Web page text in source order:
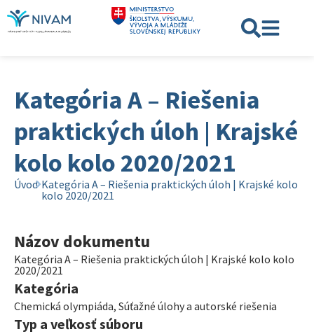
Kategória A – Riešenia
praktických úloh | Krajské
kolo kolo 2020/2021
Úvod Kategória A – Riešenia praktických úloh | Krajské kolo
kolo 2020/2021
Názov dokumentu
Kategória A – Riešenia praktických úloh | Krajské kolo kolo
2020/2021
Kategória
Chemická olympiáda, Súťažné úlohy a autorské riešenia
Typ a veľkosť súboru